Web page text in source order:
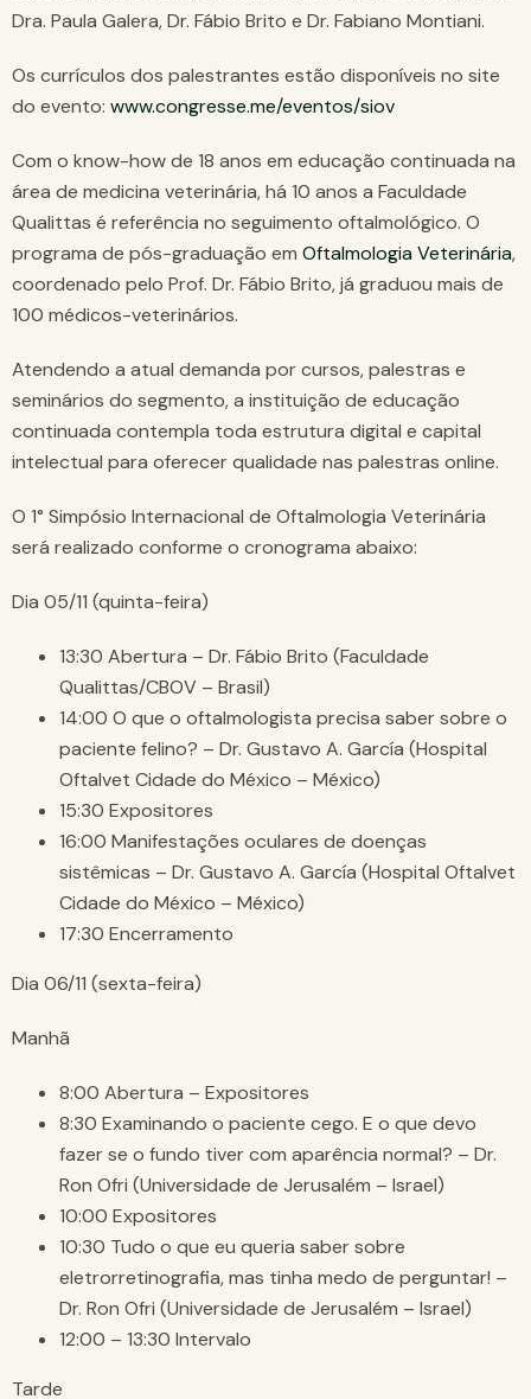
Dra. Paula Galera, Dr. Fábio Brito e Dr. Fabiano Montiani.
Os currículos dos palestrantes estão disponíveis no site
do evento: www.congresse.me/eventos/siov
Com o know-how de 18 anos em educação continuada na
área de medicina veterinária, há 10 anos a Faculdade
Qualittas é referência no seguimento oftalmológico. O
programa de pós-graduação em Oftalmologia Veterinária,
coordenado pelo Prof. Dr. Fábio Brito, já graduou mais de
100 médicos-veterinários.
Atendendo a atual demanda por cursos, palestras e
seminários do segmento, a instituição de educação
continuada contempla toda estrutura digital e capital
intelectual para oferecer qualidade nas palestras online.
O 1° Simpósio Internacional de Oftalmologia Veterinária
será realizado conforme o cronograma abaixo:
Dia 05/11 (quinta-feira)
13:30 Abertura – Dr. Fábio Brito (Faculdade
Qualittas/CBOV – Brasil)
14:00 O que o oftalmologista precisa saber sobre o
paciente felino? – Dr. Gustavo A. García (Hospital
Oftalvet Cidade do México – México)
15:30 Expositores
16:00 Manifestações oculares de doenças
sistêmicas – Dr. Gustavo A. García (Hospital Oftalvet
Cidade do México – México)
17:30 Encerramento
Dia 06/11 (sexta-feira)
Manhã
8:00 Abertura – Expositores
8:30 Examinando o paciente cego. E o que devo
fazer se o fundo tiver com aparência normal? – Dr.
Ron Ofri (Universidade de Jerusalém – Israel)
10:00 Expositores
10:30 Tudo o que eu queria saber sobre
eletrorretinografia, mas tinha medo de perguntar! –
Dr. Ron Ofri (Universidade de Jerusalém – Israel)
12:00 – 13:30 Intervalo
Tarde